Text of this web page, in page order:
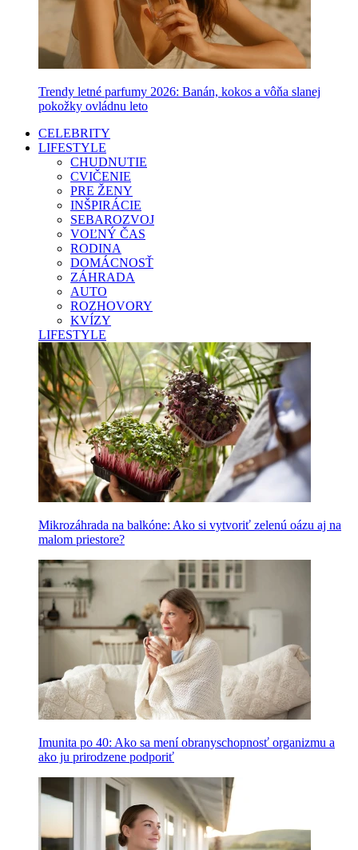
Trendy letné parfumy 2026: Banán, kokos a vôňa slanej
pokožky ovládnu leto
CELEBRITY
LIFESTYLE
CHUDNUTIE
CVIČENIE
PRE ŽENY
INŠPIRÁCIE
SEBAROZVOJ
VOĽNÝ ČAS
RODINA
DOMÁCNOSŤ
ZÁHRADA
AUTO
ROZHOVORY
KVÍZY
LIFESTYLE
Mikrozáhrada na balkóne: Ako si vytvoriť zelenú oázu aj na
malom priestore?
Imunita po 40: Ako sa mení obranyschopnosť organizmu a
ako ju prirodzene podporiť